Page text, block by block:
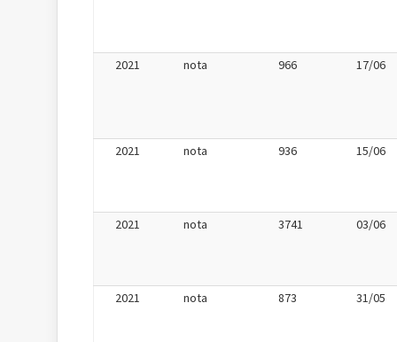
2021 nota 966 17/06
2021 nota 936 15/06
2021 nota 3741 03/06
2021 nota 873 31/05